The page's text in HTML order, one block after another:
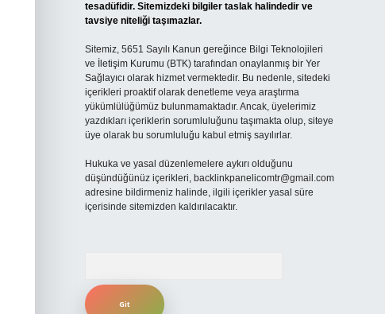
tesadüfidir. Sitemizdeki bilgiler taslak halindedir ve
tavsiye niteliği taşımazlar.
Sitemiz, 5651 Sayılı Kanun gereğince Bilgi Teknolojileri
ve İletişim Kurumu (BTK) tarafından onaylanmış bir Yer
Sağlayıcı olarak hizmet vermektedir. Bu nedenle, sitedeki
içerikleri proaktif olarak denetleme veya araştırma
yükümlülüğümüz bulunmamaktadır. Ancak, üyelerimiz
yazdıkları içeriklerin sorumluluğunu taşımakta olup, siteye
üye olarak bu sorumluluğu kabul etmiş sayılırlar.
Hukuka ve yasal düzenlemelere aykırı olduğunu
düşündüğünüz içerikleri, backlinkpanelicomtr@gmail.com
adresine bildirmeniz halinde, ilgili içerikler yasal süre
içerisinde sitemizden kaldırılacaktır.